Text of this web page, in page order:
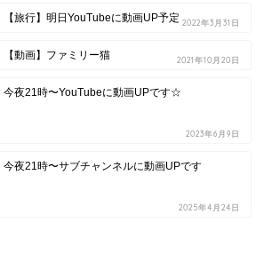
【旅行】明日YouTubeに動画UP予定 2022年3月31日
【動画】ファミリー猫 2021年10月20日
今夜21時〜YouTubeに動画UPです☆
2023年6月9日
今夜21時〜サブチャンネルに動画UPです
2025年4月24日